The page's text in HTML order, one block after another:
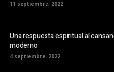
11 septiembre, 2022
Una respuesta espiritual al
moderno
4 septiembre, 2022